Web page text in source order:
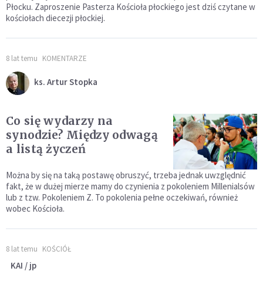
Płocku. Zaproszenie Pasterza Kościoła płockiego jest dziś czytane w
kościołach diecezji płockiej.
8 lat temu KOMENTARZE
ks. Artur Stopka
Co się wydarzy na
synodzie? Między odwagą
a listą życzeń
Można by się na taką postawę obruszyć, trzeba jednak uwzględnić
fakt, że w dużej mierze mamy do czynienia z pokoleniem Millenialsów
lub z tzw. Pokoleniem Z. To pokolenia pełne oczekiwań, również
wobec Kościoła.
8 lat temu KOŚCIÓŁ
KAI / jp